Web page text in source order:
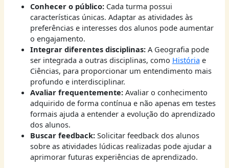
Conhecer o público:Cada turma possui
características únicas. Adaptar as atividades às
preferências e interesses dos alunos pode aumentar
o engajamento.
Integrar diferentes disciplinas:A Geografia pode
ser integrada a outras disciplinas, como História e
Ciências, para proporcionar um entendimento mais
profundo e interdisciplinar.
Avaliar frequentemente:Avaliar o conhecimento
adquirido de forma contínua e não apenas em testes
formais ajuda a entender a evolução do aprendizado
dos alunos.
Buscar feedback:Solicitar feedback dos alunos
sobre as atividades lúdicas realizadas pode ajudar a
aprimorar futuras experiências de aprendizado.